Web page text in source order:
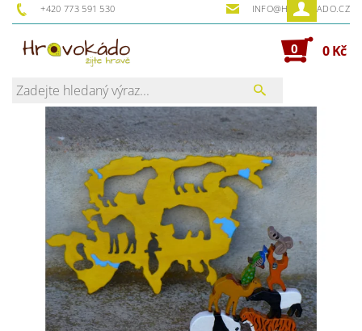
+420 773 591 530 INFO@HRAVOKADO.CZ
0 0 Kč